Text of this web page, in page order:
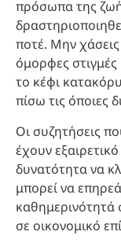
πρόσωπα της
ποτέ. Μην χάσεις
όμορφες
το κέφι
πίσω τις όποιες
Οι συζητήσεις
έχουν
δυνατότητα να
μπορεί να
καθημερινότητά
σε οικονομικό